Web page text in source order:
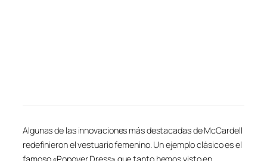
Algunas de las innovaciones más destacadas de McCardell
redefinieron el vestuario femenino. Un ejemplo clásico es el